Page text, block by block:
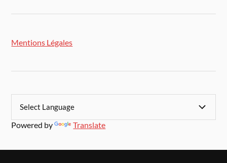
Mentions Légales
Powered by Translate